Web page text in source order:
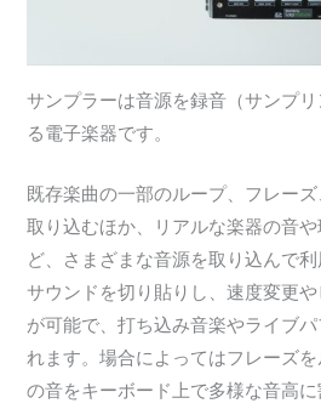
サンプラーは音源を録音（サンプ
る電子楽器です。
既存楽曲の一部のループ、フレー
取り込むほか、リアルな楽器の音
ど、さまざまな音源を取り込んで
サウンドを切り貼りし、速度変更
が可能で、打ち込み音楽やライブ
れます。場合によってはフレーズ
の音をキーボード上で多様な音高